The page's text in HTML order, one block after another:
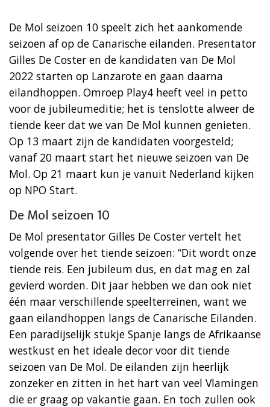
De Mol seizoen 10 speelt zich het aankomende
seizoen af op de Canarische eilanden. Presentator
Gilles De Coster en de kandidaten van De Mol
2022 starten op Lanzarote en gaan daarna
eilandhoppen. Omroep Play4 heeft veel in petto
voor de jubileumeditie; het is tenslotte alweer de
tiende keer dat we van De Mol kunnen genieten.
Op 13 maart zijn de kandidaten voorgesteld;
vanaf 20 maart start het nieuwe seizoen van De
Mol. Op 21 maart kun je vanuit Nederland kijken
op NPO Start.
De Mol seizoen 10
De Mol presentator Gilles De Coster vertelt het
volgende over het tiende seizoen: “Dit wordt onze
tiende reis. Een jubileum dus, en dat mag en zal
gevierd worden. Dit jaar hebben we dan ook niet
één maar verschillende speelterreinen, want we
gaan eilandhoppen langs de Canarische Eilanden.
Een paradijselijk stukje Spanje langs de Afrikaanse
westkust en het ideale decor voor dit tiende
seizoen van De Mol. De eilanden zijn heerlijk
zonzeker en zitten in het hart van veel Vlamingen
die er graag op vakantie gaan. En toch zullen ook